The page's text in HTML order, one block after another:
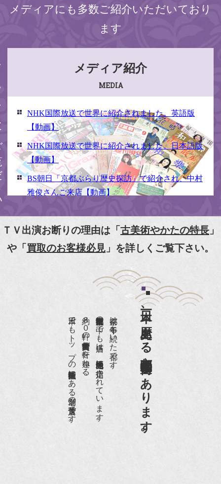
メディアにも多数ご紹介いただいており
ます
い メディア紹介
MEDIA
NHK国際放送で世界に紹介されました。英語版
【動画】
NHK国際放送で世界に紹介されました。日本語版
【動画】
BS朝日「京都ぶらり歴史探訪」で紹介され、中村
雅俊さんご来店【動画】
【動画】
『京都新聞』とKBS京都で鴨東まちなか美術館を
『和楽』7月号 樋口可南子さんがお店へ！！
『樋口可南子の古寺散歩』（5月17日発行）
NHK「趣味Do楽」とよた真帆さんご来店！【動
NHK『美の壺』（4月24日放送）
『和楽』10月号
『Hanako 京都案内』
『FIGARO japon』12月号
ＴＶ出演お断りの理由は「古美術やかたの特長 」
や「買取のお客様必見 」を詳しくご覧下さい。
日本一、歴史ある
京都祇園骨董街にあります。
京都は千年も続いた都です。
京都祇園骨董街の中でも当店は、歴史的保全地区に指定されています。
約８０軒の古美術骨董商が軒を連ねる、
日本でもトップの祇園骨董街にある老舗の骨董店です。